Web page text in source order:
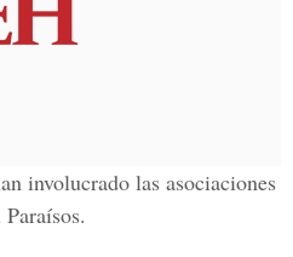
involucrado las asociaciones